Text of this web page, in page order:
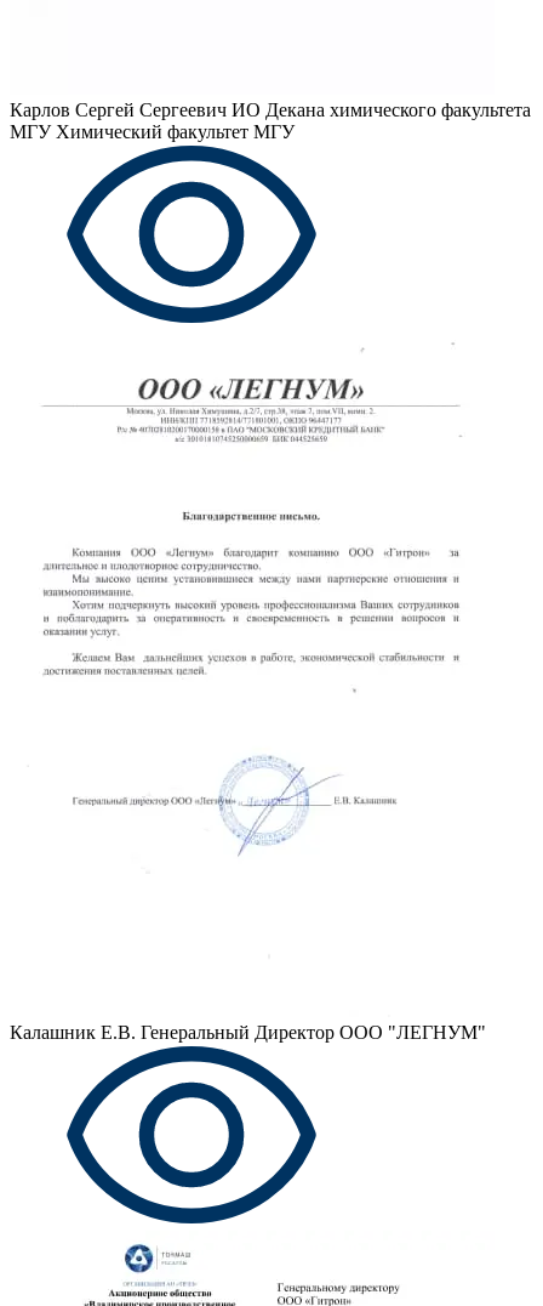
Карлов Сергей Сергеевич ИО Декана химического факультета
МГУ Химический факультет МГУ
Калашник Е.В. Генеральный Директор ООО "ЛЕГНУМ"